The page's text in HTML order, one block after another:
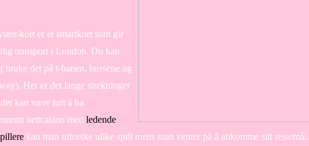
kort er et smartkort som gir
transport i London. Du kan
det på t-banen, bussene og
Her er det lange strekninger
kan være lurt å ha
nettcasino med ledende
kan man utforske ulike spill mens man venter på å ankomme sitt reisemål.